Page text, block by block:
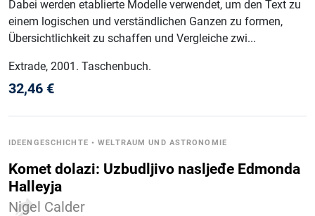
Dabei werden etablierte Modelle verwendet, um den Text zu
einem logischen und verständlichen Ganzen zu formen,
Übersichtlichkeit zu schaffen und Vergleiche zwi...
Extrade, 2001 . Taschenbuch.
32,46 €
IDEENGESCHICHTE •WELTRAUM UND ASTRONOMIE
Komet dolazi: Uzbudljivo nasljeđe Edmonda
Halleyja
Nigel Calder